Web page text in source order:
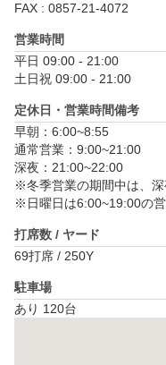
FAX : 0857-21-4072
営業時間
平日 09:00 - 21:00
土日祝 09:00 - 21:00
定休日・営業時間備考
早朝：6:00~8:55
通常営業：9:00~21:00
深夜：21:00~22:00
※冬季営業の期間中は、深
※日曜日は6:00~19:00の営
打席数 / ヤード
69打席 / 250Y
駐車場
あり 120台